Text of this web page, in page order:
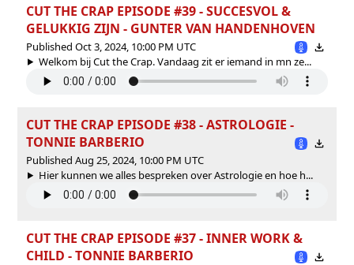
CUT THE CRAP EPISODE #39 - SUCCESVOL &
GELUKKIG ZIJN - GUNTER VAN HANDENHOVEN
Published Oct 3, 2024, 10:00 PM UTC
Welkom bij Cut the Crap. Vandaag zit er iemand in mn ze...
CUT THE CRAP EPISODE #38 - ASTROLOGIE -
TONNIE BARBERIO
Published Aug 25, 2024, 10:00 PM UTC
Hier kunnen we alles bespreken over Astrologie en hoe h...
CUT THE CRAP EPISODE #37 - INNER WORK &
CHILD - TONNIE BARBERIO